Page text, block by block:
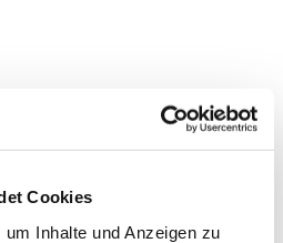
Cookies
Inhalte und Anzeigen zu